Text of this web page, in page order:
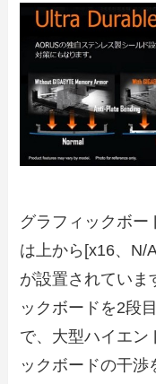
グラフィックボー
は上から[x16、N/
が設置されていま
ックボードを2段
で、大型ハイエン
ックボードの干渉